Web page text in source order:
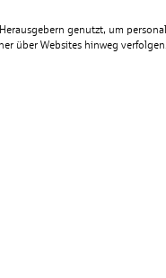
#MEHR ALS
genutzt, um
über Websites hinweg verfolgen.